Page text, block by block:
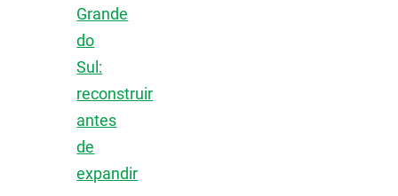
Grande
do
Sul:
reconstruir
antes
de
expandir